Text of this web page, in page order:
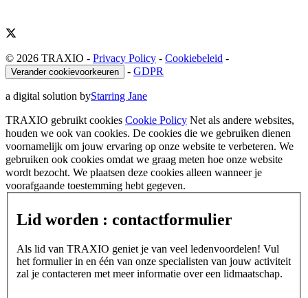
© 2026 TRAXIO - Privacy Policy - Cookiebeleid -
Verander cookievoorkeuren - GDPR
a digital solution byStarring Jane
TRAXIO gebruikt cookies Cookie Policy Net als andere websites,
houden we ook van cookies. De cookies die we gebruiken dienen
voornamelijk om jouw ervaring op onze website te verbeteren. We
gebruiken ook cookies omdat we graag meten hoe onze website
wordt bezocht. We plaatsen deze cookies alleen wanneer je
voorafgaande toestemming hebt gegeven.
Lid worden : contactformulier
Als lid van TRAXIO geniet je van veel ledenvoordelen! Vul
het formulier in en één van onze specialisten van jouw activiteit
zal je contacteren met meer informatie over een lidmaatschap.